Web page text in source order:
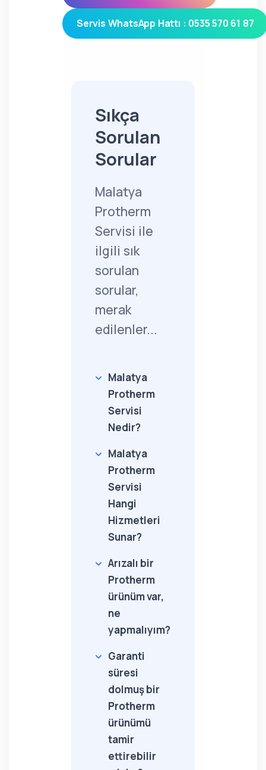
Servis WhatsApp Hattı : 0535 570 61 87
Sıkça
Sorulan
Sorular
Malatya
Protherm
Servisi ile
ilgili sık
sorulan
sorular,
merak
edilenler...
Malatya
Protherm
Servisi
Nedir?
Malatya
Protherm
Servisi
Hangi
Hizmetleri
Sunar?
Arızalı bir
Protherm
ürünüm var,
ne
yapmalıyım?
Garanti
süresi
dolmuş bir
Protherm
ürünümü
tamir
ettirebilir